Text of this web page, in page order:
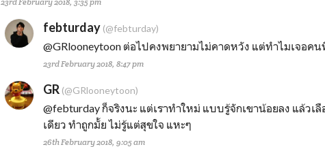
febturday (@febturday)
@GRlooneytoon ต่อไปคงพยายามไม่คาดหวัง แต่ทำไมเจอค
23rd February 2018, 8:47 pm
GR (@GRlooneytoon)
@febturdayก็จริงนะ แต่เราทำใหม่ แบบรู้จักเขาน้อยลง แล้วเ
เดียว ทำถูกมั้ย ไม่รู้แต่สุขใจ แหะๆ
26th February 2018, 9:05 am